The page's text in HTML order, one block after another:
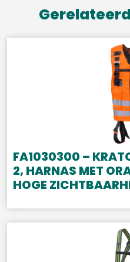
FA1030300 –
2, HARNAS MET
HOGE